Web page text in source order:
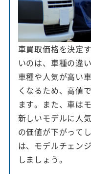
車買取価格を決定
いのは、車種の違
車種や人気が高い
くなるため、高値
ます。また、車は
新しいモデルに人
の価値が下がって
は、モデルチェン
しましょう。